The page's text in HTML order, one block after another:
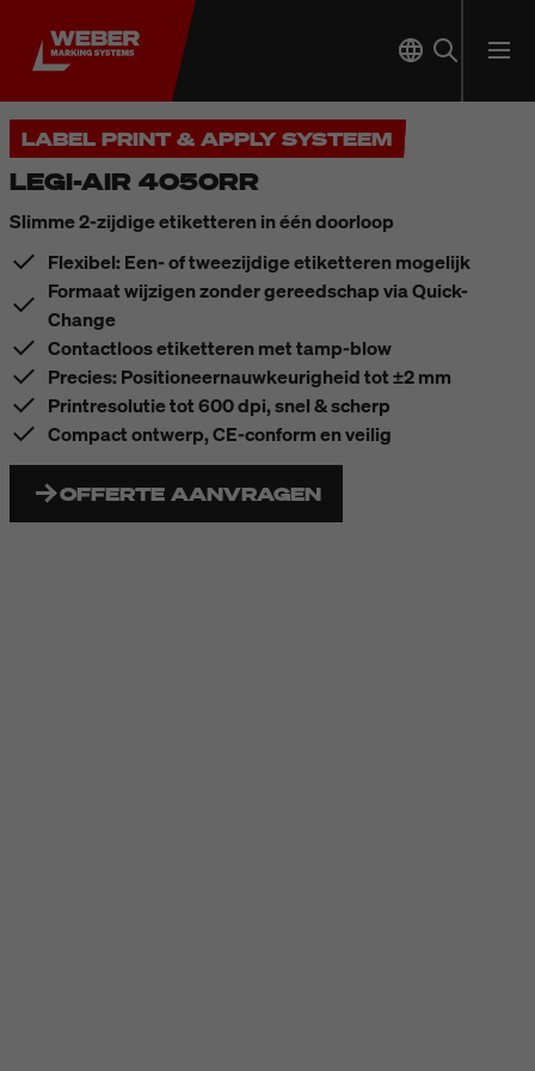
LABEL PRINT & APPLY SYSTEEM
LEGI-AIR 4050RR
Slimme 2-zijdige etiketteren in één doorloop
Flexibel: Een- of tweezijdige etiketteren mogelijk
Formaat wijzigen zonder gereedschap via Quick-
Change
Contactloos etiketteren met tamp-blow
Precies: Positioneernauwkeurigheid tot ±2 mm
Printresolutie tot 600 dpi, snel & scherp
Compact ontwerp, CE-conform en veilig
OFFERTE AANVRAGEN